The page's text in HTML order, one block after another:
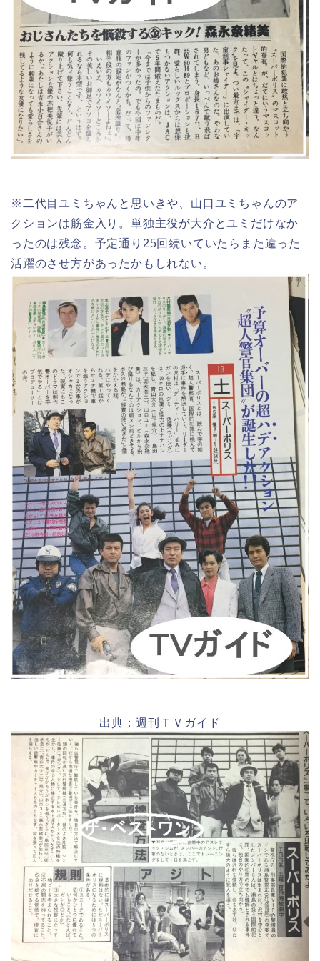
※二代目ユミちゃんと思いきや、山口ユミちゃんのア
クションは筋金入り。単独主役が大介とユミだけなか
ったのは残念。予定通り25回続いていたらまた違った
活躍のさせ方があったかもしれない。
出典：週刊ＴＶガイド